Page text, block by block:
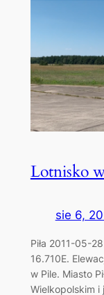
Lotnisko
sie 6,
Piła 2011-05-
16.710E.
w Pile. Miasto
Wielkopolskim i